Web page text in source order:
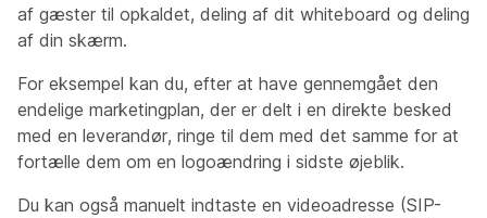
af gæster til opkaldet, deling af dit whiteboard og deling
af din skærm.
For eksempel kan du, efter at have gennemgået den
endelige marketingplan, der er delt i en direkte besked
med en leverandør, ringe til dem med det samme for at
fortælle dem om en logoændring i sidste øjeblik.
Du kan også manuelt indtaste en videoadresse (SIP-